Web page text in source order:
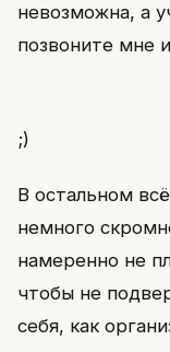
невозможна, а
позвоните мне
;)
В остальном
немного
намеренно не
чтобы не
себя, как